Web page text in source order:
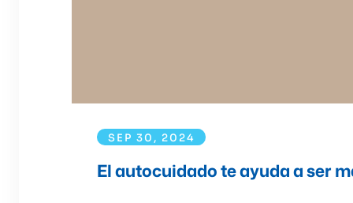
SEP 30, 2024
El autocuidado te ayuda a ser